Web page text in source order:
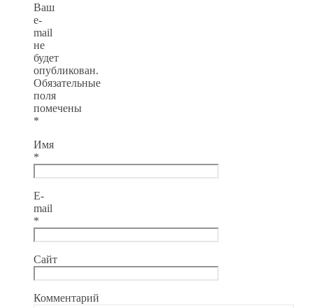
Ваш
e-
mail
не
будет
опубликован.
Обязательные
поля
помечены
*
Имя
*
E-
mail
*
Сайт
Комментарий